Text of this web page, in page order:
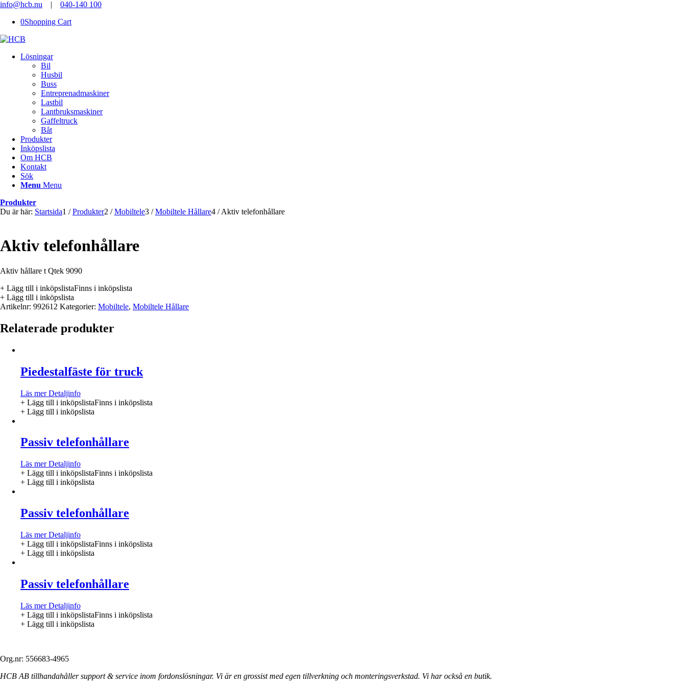
info@hcb.nu | 040-140 100
0Shopping Cart
Lösningar
Bil
Husbil
Buss
Entreprenadmaskiner
Lastbil
Lantbruksmaskiner
Gaffeltruck
Båt
Produkter
Inköpslista
Om HCB
Kontakt
Sök
Menu Menu
Produkter
Du är här: Startsida1 / Produkter2 / Mobiltele3 / Mobiltele Hållare4 / Aktiv telefonhållare
Aktiv telefonhållare
Aktiv hållare t Qtek 9090
+ Lägg till i inköpslistaFinns i inköpslista
+ Lägg till i inköpslista
Artikelnr: 992612 Kategorier: Mobiltele, Mobiltele Hållare
Relaterade produkter
Piedestalfäste för truck
Läs merDetaljinfo
+ Lägg till i inköpslistaFinns i inköpslista
+ Lägg till i inköpslista
Passiv telefonhållare
Läs merDetaljinfo
+ Lägg till i inköpslistaFinns i inköpslista
+ Lägg till i inköpslista
Passiv telefonhållare
Läs merDetaljinfo
+ Lägg till i inköpslistaFinns i inköpslista
+ Lägg till i inköpslista
Passiv telefonhållare
Läs merDetaljinfo
+ Lägg till i inköpslistaFinns i inköpslista
+ Lägg till i inköpslista
Org.nr: 556683-4965
HCB AB tillhandahåller support & service inom fordonslösningar. Vi är en grossist med egen tillverkning och monteringsverkstad. Vi har också en butik.